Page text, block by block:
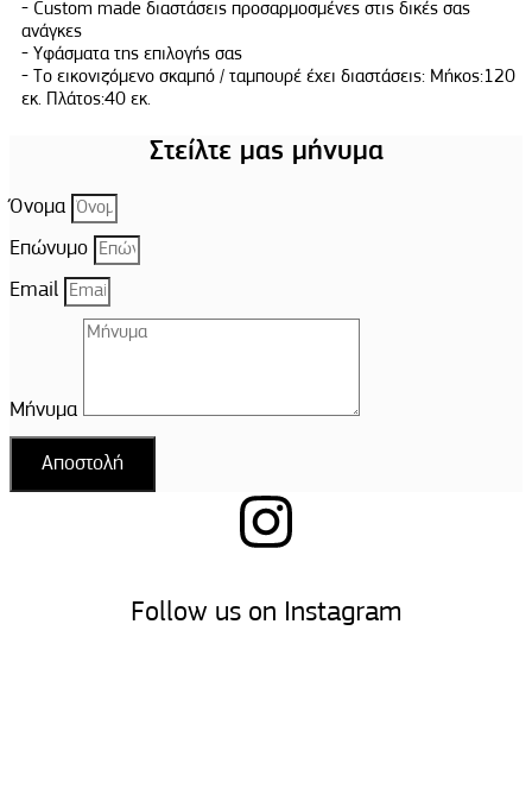
Custom made διαστάσεις προσαρμοσμένες στις δικές σας
ανάγκες
Υφάσματα της επιλογής σας
Το εικονιζόμενο σκαμπό / ταμπουρέ έχει διαστάσεις: Μήκος:120
εκ. Πλάτος:40 εκ.
Στείλτε μας μήνυμα
Όνομα
Επώνυμο
Email
Μήνυμα
Αποστολή
Follow us on Instagram